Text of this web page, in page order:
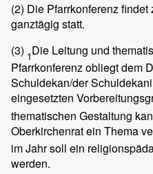
(2) Die Pfarrkonferenz
ganztägig statt.
(3) 1Die Leitung und
Pfarrkonferenz obliegt dem
Schuldekan/der
eingesetzten
thematischen Gestaltung
Oberkirchenrat ein Thema
im Jahr soll ein
werden.